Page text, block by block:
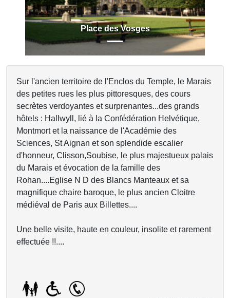
Place des Vosges
Sur l'ancien territoire de l'Enclos du Temple, le Marais
des petites rues les plus pittoresques, des cours
secrètes verdoyantes et surprenantes...des grands
hôtels : Hallwyll, lié à la Confédération Helvétique,
Montmort et la naissance de l'Académie des
Sciences, St Aignan et son splendide escalier
d'honneur, Clisson,Soubise, le plus majestueux palais
du Marais et évocation de la famille des
Rohan....Eglise N D des Blancs Manteaux et sa
magnifique chaire baroque, le plus ancien Cloitre
médiéval de Paris aux Billettes....
Une belle visite, haute en couleur, insolite et rarement
effectuée !!....